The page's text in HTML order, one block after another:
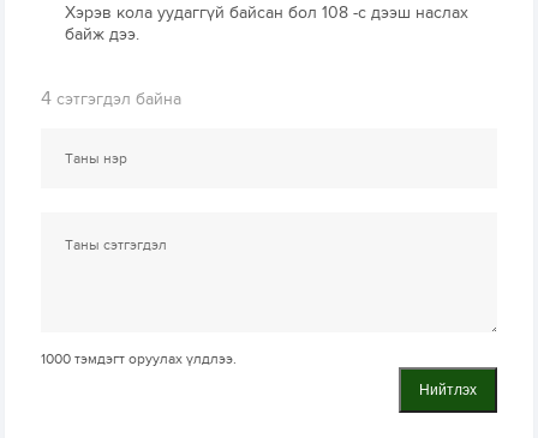
Хэрэв кола уудаггүй байсан бол 108 -с дээш наслах
байж дээ.
4 сэтгэгдэл байна
1000 тэмдэгт оруулах үлдлээ.
Нийтлэх